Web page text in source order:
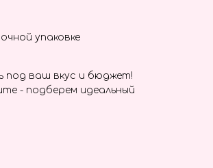
упаковке
под ваш вкус и бюджет!
- подберем идеальный